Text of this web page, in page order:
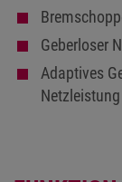
Geberloser
Adaptives
Netzleistung